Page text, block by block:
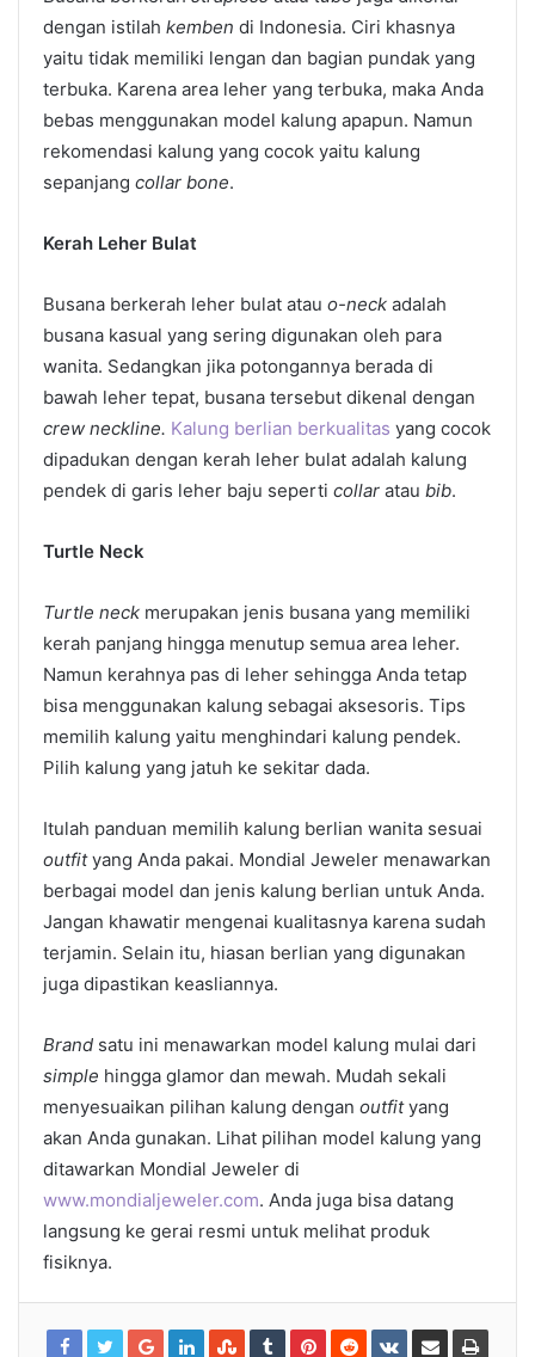
dengan istilah kemben di Indonesia. Ciri khasnya
yaitu tidak memiliki lengan dan bagian pundak yang
terbuka. Karena area leher yang terbuka, maka Anda
bebas menggunakan model kalung apapun. Namun
rekomendasi kalung yang cocok yaitu kalung
sepanjang collar bone.
Kerah Leher Bulat
Busana berkerah leher bulat atau o-neck adalah
busana kasual yang sering digunakan oleh para
wanita. Sedangkan jika potongannya berada di
bawah leher tepat, busana tersebut dikenal dengan
crew neckline. Kalung berlian berkualitas yang cocok
dipadukan dengan kerah leher bulat adalah kalung
pendek di garis leher baju seperti collar atau bib.
Turtle Neck
Turtle neck merupakan jenis busana yang memiliki
kerah panjang hingga menutup semua area leher.
Namun kerahnya pas di leher sehingga Anda tetap
bisa menggunakan kalung sebagai aksesoris. Tips
memilih kalung yaitu menghindari kalung pendek.
Pilih kalung yang jatuh ke sekitar dada.
Itulah panduan memilih kalung berlian wanita sesuai
outfityang Anda pakai. Mondial Jeweler menawarkan
berbagai model dan jenis kalung berlian untuk Anda.
Jangan khawatir mengenai kualitasnya karena sudah
terjamin. Selain itu, hiasan berlian yang digunakan
juga dipastikan keasliannya.
Brand satu ini menawarkan model kalung mulai dari
simple hingga glamor dan mewah. Mudah sekali
menyesuaikan pilihan kalung dengan outfityang
akan Anda gunakan. Lihat pilihan model kalung yang
ditawarkan Mondial Jeweler di
www.mondialjeweler.com. Anda juga bisa datang
langsung ke gerai resmi untuk melihat produk
fisiknya.